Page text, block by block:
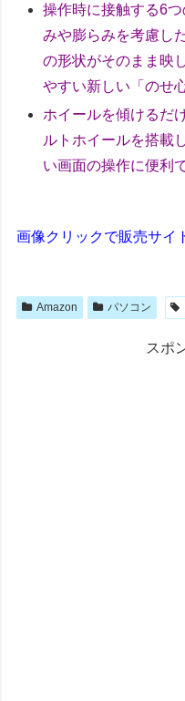
操作時に接触する6
みや膨らみを考慮し
の形状がそのまま映
やすい新しい「のせ
ホイールを傾けるだ
ルトホイールを搭載
い画面の操作に便利
画像クリックで販売サイ
Amazon パソコン
スポ